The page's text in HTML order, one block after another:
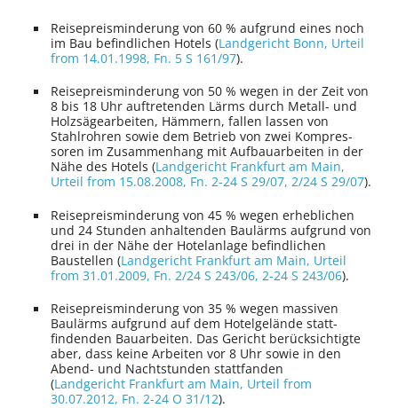
Reise­preis­minderung von 60 % aufgrund eines noch
im Bau befindlichen Hotels (Landgericht Bonn, Urteil
from 14.01.1998, Fn. 5 S 161/97).
Reise­preis­minderung von 50 % wegen in der Zeit von
8 bis 18 Uhr auf­tretenden Lärms durch Metall- und
Holzsäge­arbeiten, Hämmern, fallen lassen von
Stahlrohren sowie dem Betrieb von zwei Kompres­
soren im Zusammenhang mit Aufbau­arbeiten in der
Nähe des Hotels (Landgericht Frankfurt am Main,
Urteil from 15.08.2008, Fn. 2-24 S 29/07, 2/24 S 29/07).
Reise­preis­minderung von 45 % wegen erheblichen
und 24 Stunden anhaltenden Baulärms aufgrund von
drei in der Nähe der Hotelanlage befindlichen
Baustellen (Landgericht Frankfurt am Main, Urteil
from 31.01.2009, Fn. 2/24 S 243/06, 2-24 S 243/06).
Reise­preis­minderung von 35 % wegen massiven
Baulärms aufgrund auf dem Hotel­gelände statt­
findenden Bauarbeiten. Das Gericht berücksichtigte
aber, dass keine Arbeiten vor 8 Uhr sowie in den
Abend- und Nacht­stunden stattfanden
(Landgericht Frankfurt am Main, Urteil from
30.07.2012, Fn. 2-24 O 31/12).